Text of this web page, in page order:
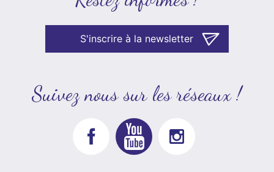
S'inscrire à la newsletter
Suivez nous sur les réseaux !